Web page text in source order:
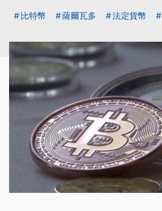
比特幣 薩爾瓦多 法定貨幣